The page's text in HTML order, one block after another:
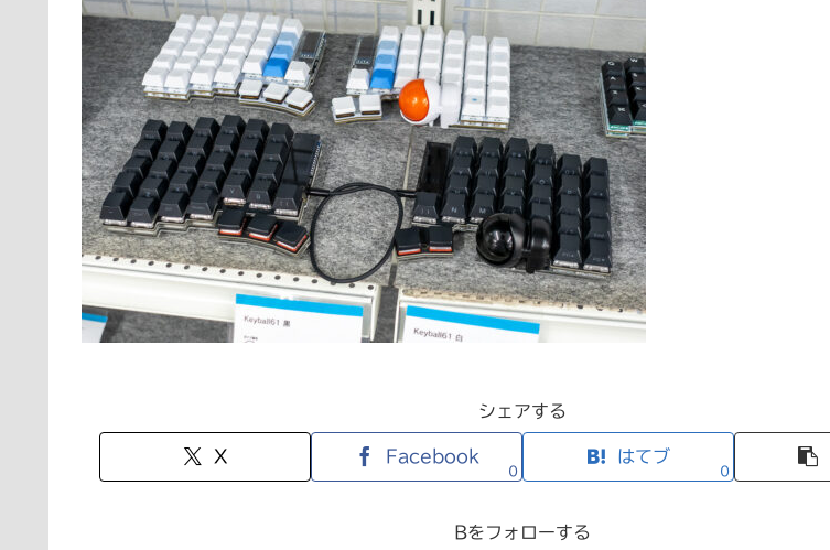
シェアする
X Facebook
0
はてブ
0
Bをフォローする